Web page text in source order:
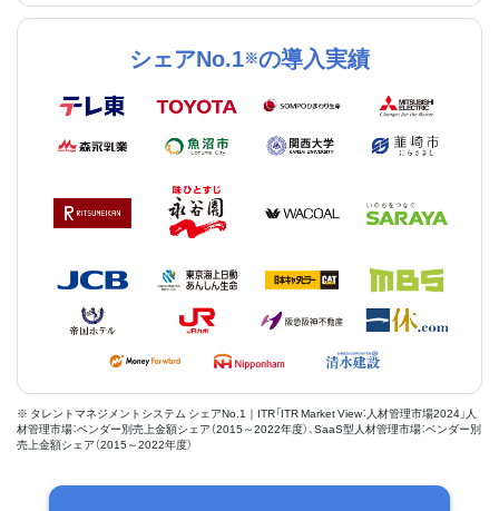
シェアNo.1※の導入実績
※ タレントマネジメントシステム シェアNo.1｜ITR「ITR Market View：人材管理市場2024」人
材管理市場：ベンダー別売上金額シェア（2015～2022年度）、SaaS型人材管理市場：ベンダー別
売上金額シェア（2015～2022年度）